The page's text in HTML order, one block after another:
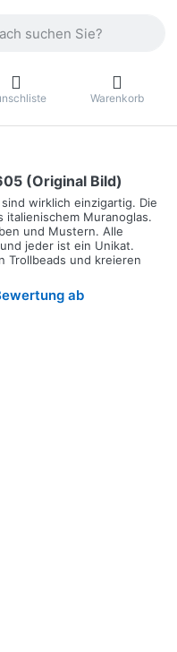
Warenkorb
(Original Bild)
wirklich einzigartig. Die
Muranoglas.
und Mustern. Alle
jeder ist ein Unikat.
Trollbeads und kreieren
ab